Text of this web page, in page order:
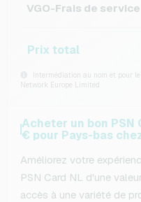
VGO-Frais de service
Prix total
Intermédiation au nom et pour
Network Europe Limited
Acheter un bon PSN
€ pour Pays-bas
Améliorez votre
PSN Card NL d'une
accès à une variété de